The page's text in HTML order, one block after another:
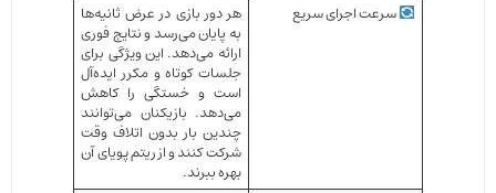
سرعت اجرای سریع
هر دور بازی در عرض ثانیه‌ها
به پایان می‌رسد و نتایج فوری
ارائه می‌دهد. این ویژگی برای
جلسات کوتاه و مکرر ایده‌آل
است و خستگی را کاهش
می‌دهد. بازیکنان می‌توانند
چندین بار بدون اتلاف وقت
شرکت کنند و از ریتم پویای آن
بهره ببرند.